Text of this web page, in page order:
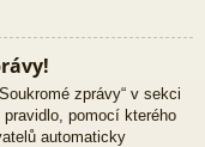
zprávy“ v sekci
pravidlo, pomocí kterého
automaticky